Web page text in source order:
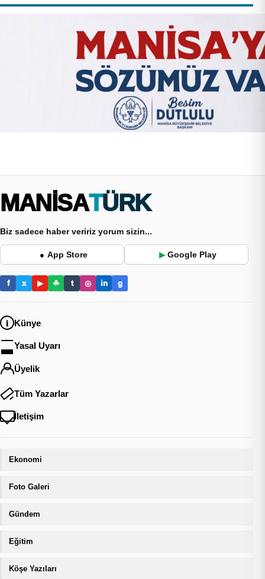
MANİSA TÜRK
Biz sadece haber veririz yorum sizin...
● App Store ▶ Google Play
f x ▶ ☘ t ◎ in g
Künye
Yasal Uyarı
Üyelik
Tüm Yazarlar
İletişim
Ekonomi
Foto Galeri
Gündem
Eğitim
Köşe Yazıları